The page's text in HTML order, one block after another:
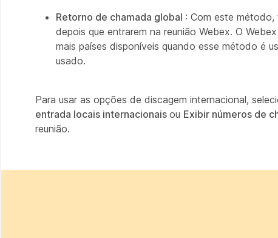
Retorno de chamada global : Com este
depois que entrarem na reunião Webex. O
mais países disponíveis quando esse método é
usado.
Para usar as opções de discagem internacional,
entrada locais internacionais ou Exibir números de
reunião.